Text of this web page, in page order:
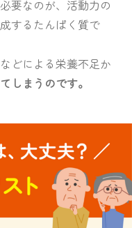
要なのが、活動力の
するたんぱく質で
どによる栄養不足か
しまうのです。